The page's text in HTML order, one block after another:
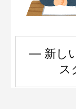
― 新し
ス